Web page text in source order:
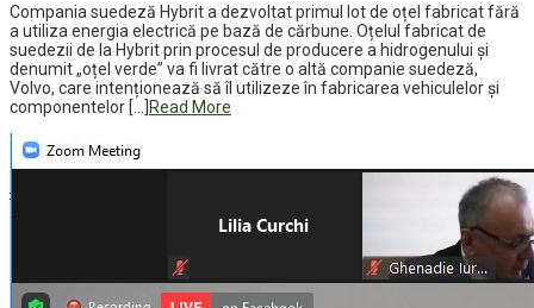
Compania suedeză Hybrit a dezvoltat primul lot de oțel fabricat fără
a utiliza energia electrică pe bază de cărbune. Oțelul fabricat de
suedezii de la Hybrit prin procesul de producere a hidrogenului și
denumit „oțel verde” va fi livrat către o altă companie suedeză,
Volvo, care intenționează să îl utilizeze în fabricarea vehiculelor și
componentelor […]
Read More